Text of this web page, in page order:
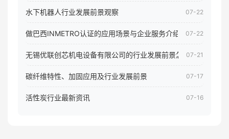
水下机器人行业发展前景观察 07-22
做巴西INMETRO认证的应用场景与企业服务介绍 07-22
无锡优联创芯机电设备有限公司的行业发展前景怎样07-21
碳纤维特性、加固应用及行业发展前景 07-17
活性炭行业最新资讯 07-16